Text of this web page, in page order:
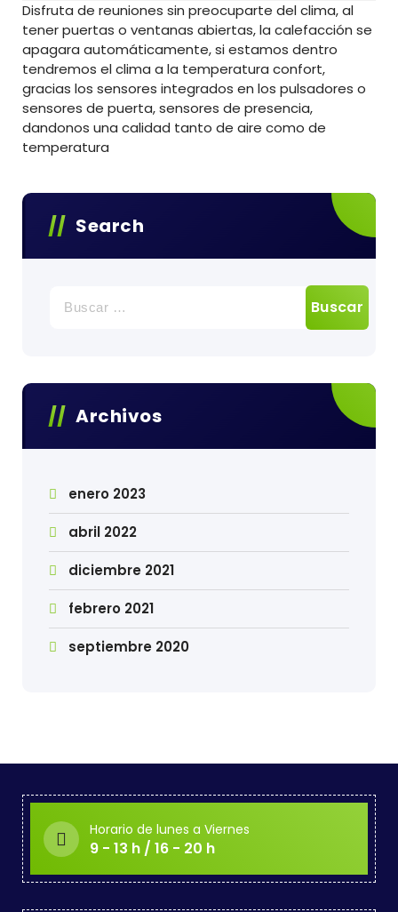
Disfruta de reuniones sin preocuparte del clima, al
tener puertas o ventanas abiertas, la calefacción se
apagara automáticamente, si estamos dentro
tendremos el clima a la temperatura confort,
gracias los sensores integrados en los pulsadores o
sensores de puerta, sensores de presencia,
dandonos una calidad tanto de aire como de
temperatura
Search
Archivos
enero 2023
abril 2022
diciembre 2021
febrero 2021
septiembre 2020
Horario de lunes a Viernes
9 - 13 h / 16 - 20 h